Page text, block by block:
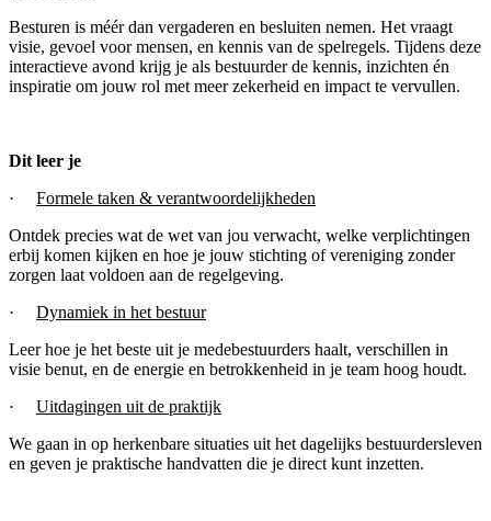
Besturen is méér dan vergaderen en besluiten nemen. Het vraagt
visie, gevoel voor mensen, en kennis van de spelregels. Tijdens deze
interactieve avond krijg je als bestuurder de kennis, inzichten én
inspiratie om jouw rol met meer zekerheid en impact te vervullen.
Dit leer je
· Formele taken & verantwoordelijkheden
Ontdek precies wat de wet van jou verwacht, welke verplichtingen
erbij komen kijken en hoe je jouw stichting of vereniging zonder
zorgen laat voldoen aan de regelgeving.
· Dynamiek in het bestuur
Leer hoe je het beste uit je medebestuurders haalt, verschillen in
visie benut, en de energie en betrokkenheid in je team hoog houdt.
· Uitdagingen uit de praktijk
We gaan in op herkenbare situaties uit het dagelijks bestuurdersleven
en geven je praktische handvatten die je direct kunt inzetten.